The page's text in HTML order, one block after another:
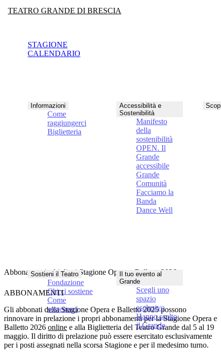
TEATRO GRANDE DI BRESCIA
STAGIONE
CALENDARIO
Informazioni
Come
raggiungerci
Biglietteria
Accessibilità e
Sostenibilità
Manifesto
della
sostenibilità
OPEN. Il
Grande
accessibile
Grande
Comunità
Facciamo la
Banda
Dance Well
Sostieni il Teatro
Fondazione
Chi ci sostiene
Come
sostenerci
Il tuo evento al
Grande
Scegli uno
spazio
esclusivo
Hanno scelto
il Grande
Abbonamenti e biglietti Stagione Opera e Balletto 2026
ABBONAMENTI
Gli abbonati della Stagione Opera e Balletto 2025 possono
rinnovare in prelazione i propri abbonamenti per la Stagione Opera e
Balletto 2026 online e alla Biglietteria del Teatro Grande dal 5 al 19
maggio. Il diritto di prelazione può essere esercitato esclusivamente
per i posti assegnati nella scorsa Stagione e per il medesimo turno.